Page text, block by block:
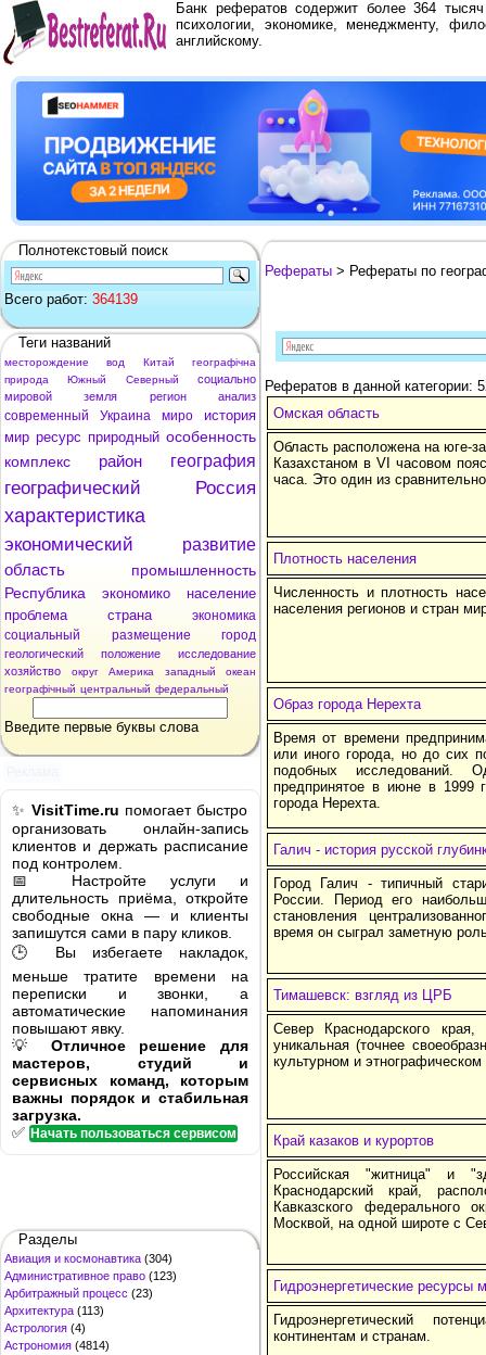
Банк рефератов содержит более 364
психологии, экономике, менеджменту,
английскому.
Полнотекстовый поиск
Всего работ: 364139
Теги названий
месторождение вод Китай
географічна
природа
Южный Северный
социально
мировой
земля регион анализ
современный Украина миро
история
мир ресурс природный особенность
комплекс
район география
географический Россия
характеристика
экономический
развитие
область
промышленность
Республика
экономико
население
проблема
страна
экономика
социальный
размещение город
геологический положение
исследование
хозяйство
округ Америка западный
океан
географічный центральный федеральный
Введите первые буквы слова
✨ VisitTime.ru помогает быстро
организовать онлайн-запись
клиентов и держать расписание
под контролем.
📅 Настройте услуги и
длительность приёма, откройте
свободные окна — и клиенты
запишутся сами в пару кликов.
🕒 Вы избегаете накладок,
меньше тратите времени на
переписки и звонки, а
автоматические напоминания
повышают явку.
💡 Отличное решение для
мастеров, студий и
сервисных команд, которым
важны порядок и стабильная
загрузка.
✅ Начать пользоваться сервисом
Разделы
Авиация и космонавтика (304)
Административное право (123)
Арбитражный процесс (23)
Архитектура (113)
Астрология (4)
Астрономия (4814)
Рефераты > Рефераты по
Рефератов в данной категории:
Омская область
Область расположена на юге-
Казахстаном в VI часовом
часа. Это один из
Плотность населения
Численность и плотность
населения регионов и стран
Образ города Нерехта
Время от времени
или иного города, но до сих
подобных исследований.
предпринятое в июне в 1999
города Нерехта.
Галич - история русской
Город Галич - типичный
России. Период его
становления
время он сыграл заметную
Тимашевск: взгляд из ЦРБ
Север Краснодарского
уникальная (точнее
культурном и
Край казаков и курортов
Российская "житница" и
Краснодарский край,
Кавказского федерального
Москвой, на одной широте с
Гидроэнергетические ресурсы
Гидроэнергетический
континентам и странам.